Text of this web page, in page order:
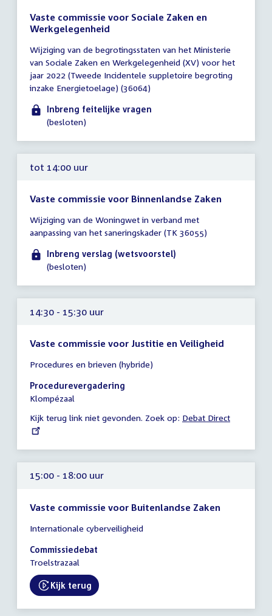
Vaste commissie voor Sociale Zaken en
Werkgelegenheid
vergadering
tot
14:00
uur
Wijziging van de begrotingsstaten van het Ministerie
van Sociale Zaken en Werkgelegenheid (XV) voor het
jaar 2022 (Tweede Incidentele suppletoire begroting
inzake Energietoelage) (36064)
Inbreng feitelijke vragen
(besloten)
tot 14:00 uur
Vaste commissie voor Binnenlandse Zaken
vergadering
tot
14:00
uur
Wijziging van de Woningwet in verband met
aanpassing van het saneringskader (TK 36055)
Inbreng verslag (wetsvoorstel)
(besloten)
14:30 - 15:30 uur
Vaste commissie voor Justitie en Veiligheid
vergadering
14:30
-
uur
Procedures en brieven (hybride)
Procedurevergadering
Klompézaal
Kijk terug link niet gevonden. Zoek op: External
Debat Direct
15:00 - 18:00 uur
Vaste commissie voor Buitenlandse Zaken
vergadering
15:00
-
uur
Internationale cyberveiligheid
Commissiedebat
Troelstrazaal
External link:
Kijk terug